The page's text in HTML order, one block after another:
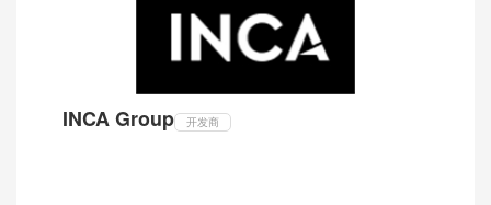
INCA Group 开发商